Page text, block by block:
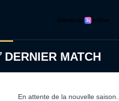
DERNIER MATCH
En attente de la nouvelle saison...